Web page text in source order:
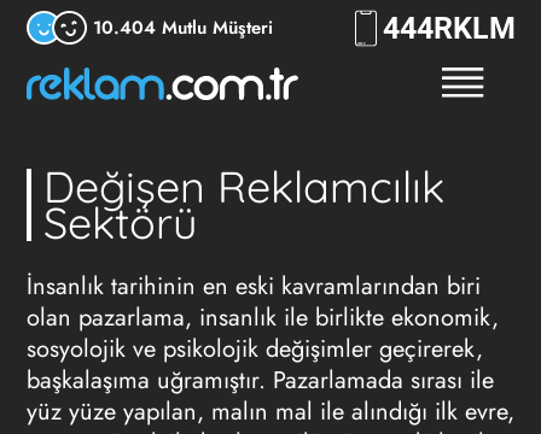
10.404 Mutlu Müşteri 444RKLM
Değişen Reklamcılık
Sektörü
İnsanlık tarihinin en eski kavramlarından biri
olan pazarlama, insanlık ile birlikte ekonomik,
sosyolojik ve psikolojik değişimler geçirerek,
başkalaşıma uğramıştır. Pazarlamada sırası ile
yüz yüze yapılan, malın mal ile alındığı ilk evre,